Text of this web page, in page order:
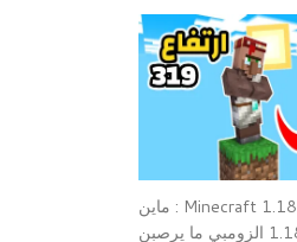
Minecraft 1.18 21w39a : ماين
كرافت تحديث 1.18 الزومبي ما يرصبن